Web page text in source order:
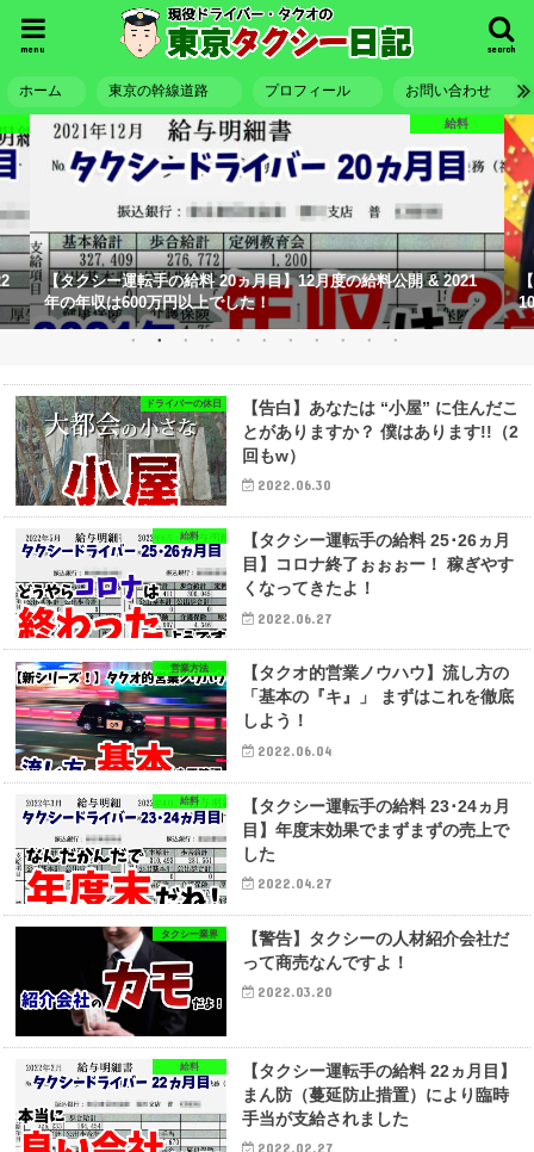
search
menu
ホーム 東京の幹線道路 プロフィール お問い合わせ
給料
【タクシー運転手の給料 20ヵ月目】12月度の給料公開 & 2021
年の年収は600万円以上でした！
ドライバーの休日
【告白】あなたは “小屋” に住んだこ
とがありますか？ 僕はあります!!（2
回もw）
2022.06.30
給料
【タクシー運転手の給料 25･26ヵ月
目】コロナ終了ぉぉぉー！ 稼ぎやす
くなってきたよ！
2022.06.27
営業方法
【タクオ的営業ノウハウ】流し方の
「基本の『キ』」 まずはこれを徹底
しよう！
2022.06.04
給料
【タクシー運転手の給料 23･24ヵ月
目】年度末効果でまずまずの売上で
した
2022.04.27
タクシー業界
【警告】タクシーの人材紹介会社だ
って商売なんですよ！
2022.03.20
給料
【タクシー運転手の給料 22ヵ月目】
まん防（蔓延防止措置）により臨時
手当が支給されました
2022.02.27